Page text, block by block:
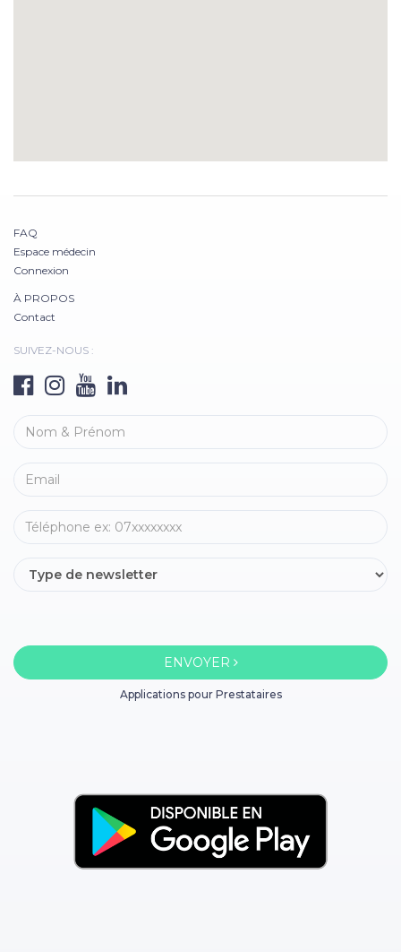
FAQ
Espace médecin
Connexion
À PROPOS
Contact
SUIVEZ-NOUS :
ENVOYER
Applications pour Prestataires